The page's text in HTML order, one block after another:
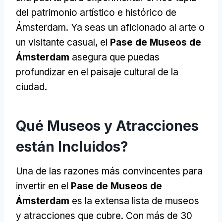
del patrimonio artístico e histórico de
Ámsterdam. Ya seas un aficionado al arte o
un visitante casual, el Pase de Museos de
Ámsterdam asegura que puedas
profundizar en el paisaje cultural de la
ciudad.
Qué Museos y Atracciones
están Incluidos?
Una de las razones más convincentes para
invertir en el Pase de Museos de
Ámsterdam es la extensa lista de museos
y atracciones que cubre. Con más de 30